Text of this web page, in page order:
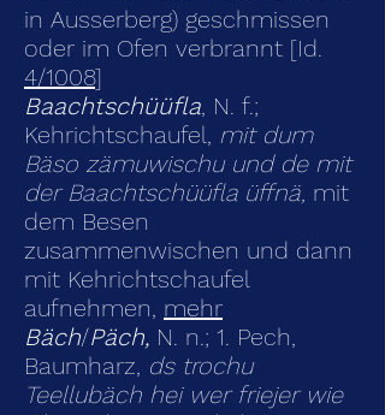
in Ausserberg) geschmissen
oder im Ofen verbrannt [Id.
4/1008]
Baachtschüüfla, N. f.;
Kehrichtschaufel, mit dum
Bäso zämuwischu und de mit
der Baachtschüüfla üffnä, mit
dem Besen
zusammenwischen und dann
mit Kehrichtschaufel
aufnehmen, mehr
Bäch/Päch, N. n.; 1. Pech,
Baumharz, ds trochu
Teellubäch hei wer friejer wie